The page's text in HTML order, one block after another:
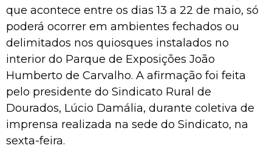
que acontece entre os dias 13 a 22 de maio, só
poderá ocorrer em ambientes fechados ou
delimitados nos quiosques instalados no
interior do Parque de Exposições João
Humberto de Carvalho. A afirmação foi feita
pelo presidente do Sindicato Rural de
Dourados, Lúcio Damália, durante coletiva de
imprensa realizada na sede do Sindicato, na
sexta-feira.